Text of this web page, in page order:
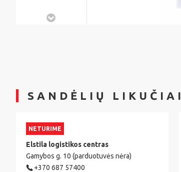
SANDĖLIŲ LIKUČIAI
NETURIME
Elstila logistikos centras
Gamybos g. 10 (parduotuvės nėra)
+370 687 57400